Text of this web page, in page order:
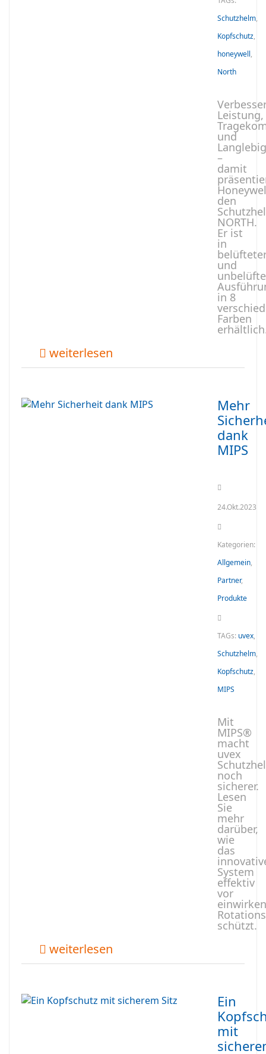
Schutzhelm,
Kopfschutz,
honeywell,
North
Leistung,
und
­–
damit
den
NORTH.
Er ist
in
und
in 8
Farben
weiterlesen
Mehr
dank
MIPS
24.Okt.2023
Kategorien:
Allgemein,
Partner,
Produkte
TAGs: uvex,
Schutzhelm,
Kopfschutz,
MIPS
Mit
MIPS®
macht
uvex
noch
sicherer.
Lesen
Sie
mehr
darüber,
wie
das
System
effektiv
vor
schützt.
weiterlesen
Ein
mit